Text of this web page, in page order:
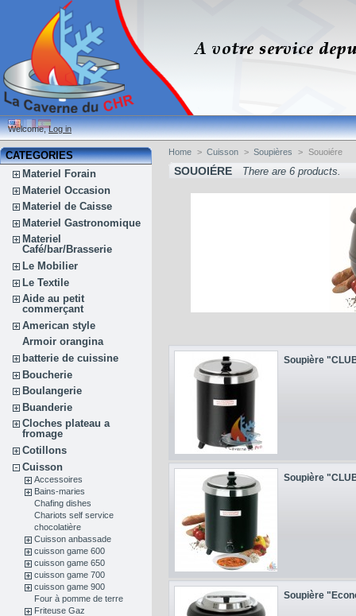
Welcome,Log in
CATEGORIES
Materiel Forain
Materiel Occasion
Materiel de Caisse
Materiel Gastronomique
Materiel
Café/bar/Brasserie
Le Mobilier
Le Textile
Aide au petit
commerçant
American style
Armoir orangina
batterie de cuissine
Boucherie
Boulangerie
Buanderie
Cloches plateau a
fromage
Cotillons
Cuisson
Accessoires
Bains-maries
Chafing dishes
Chariots self service
chocolatière
Cuisson anbassade
cuisson game 600
cuisson game 650
cuisson game 700
cuisson game 900
Four à pomme de terre
Friteuse Gaz
Home > Cuisson > Soupières > Souoiére
SOUOIÉRE There are 6 products.
Soupière
Soupière
Soupière